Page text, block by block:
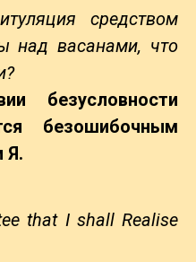
средством
над васанами, что
безусловности
безошибочным
Я.
that I shall Realise